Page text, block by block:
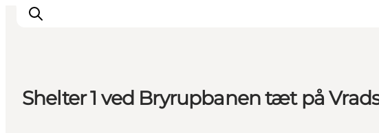
Shelter 1 ved Bryrupbanen tæt på